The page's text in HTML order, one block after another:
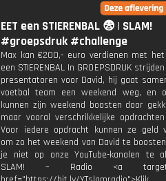
EET een STIERENBAL 😨 | SLAM!
#groepsdruk #challenge
Max kan €200,- euro verdienen met
een STIERENBAL In GROEPSDRUK
presentatoren voor David, hij gaat
voetbal team een weekend weg, en
kunnen zijn weekend boosten door
maar vooral verschrikkelijke
Voor iedere opdracht kunnen ze geld
om zo het weekend van David te
je niet op onze YouTube-kanalen te
SLAM! – Radio <a